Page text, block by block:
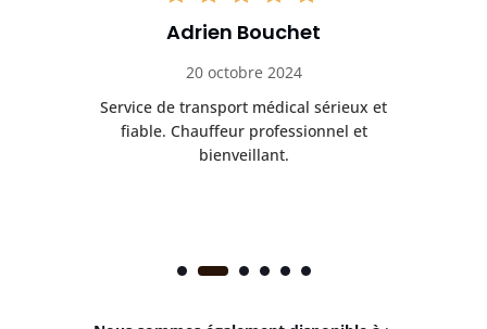
Adrien Bouchet
20 octobre 2024
Service de transport médical sérieux et
fiable. Chauffeur professionnel et
bienveillant.